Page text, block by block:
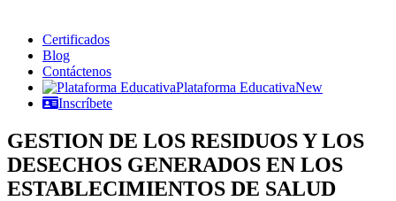
Certificados
Blog
Contáctenos
Plataforma EducativaNew
Inscríbete
GESTION DE LOS RESIDUOS Y LOS
DESECHOS GENERADOS EN LOS
ESTABLECIMIENTOS DE SALUD